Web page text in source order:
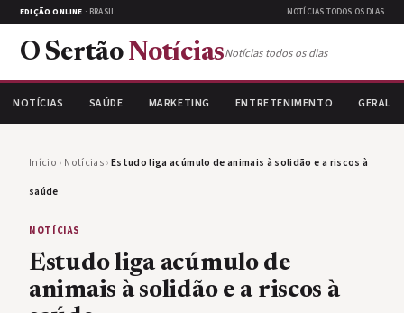
EDIÇÃO ONLINE · BRASIL NOTÍCIAS TODOS OS DIAS
O Sertão NotíciasNotícias todos os dias
NOTÍCIAS SAÚDE MARKETING ENTRETENIMENTO GERAL
Início › Notícias›Estudo liga acúmulo de animais à solidão e a riscos à
saúde
NOTÍCIAS
Estudo liga acúmulo de
animais à solidão e a riscos à